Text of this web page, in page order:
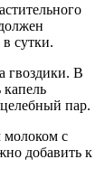
сутки.
гвоздики. В
капель
пар.
с
добавить к